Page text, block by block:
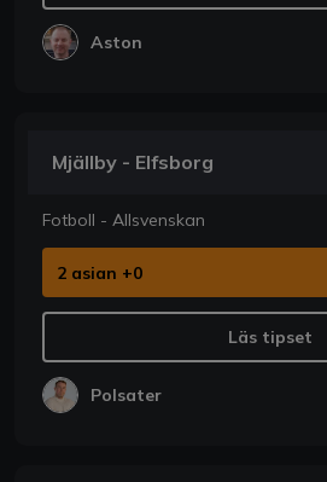
Aston
Mjällby - Elfsborg
Fotboll - Allsvenskan
2 asian +0
Läs tipset
Polsater